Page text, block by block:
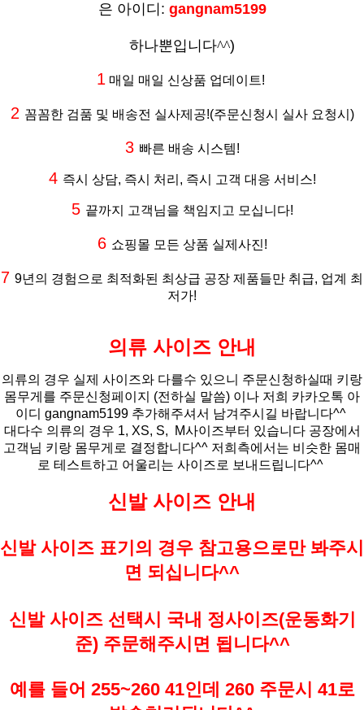
은 아이디: gangnam5199
하나뿐입니다^^)
1 매일 매일 신상품 업데이트!
2 꼼꼼한 검품 및 배송전 실사제공!(주문신청시 실사 요청시 )
3 빠른 배송 시스템!
4 즉시 상담, 즉시 처리, 즉시 고객 대응 서비스!
5 끝까지 고객님을 책임지고 모십니다!
6 쇼핑몰 모든 상품 실제사진!
7 9년의 경험으로 최적화된 최상급 공장 제품들만 취급, 업계 최
저가!
의류 사이즈 안내
의류의 경우 실제 사이즈와 다를수 있으니 주문신청하실때 키랑
몸무게를 주문신청페이지 (전하실 말씀) 이나 저희 카카오톡 아
이디 gangnam5199 추가해주셔서 남겨주시길 바랍니다^^
대다수 의류의 경우 1, XS, S, M사이즈부터 있습니다 공장에서
고객님 키랑 몸무게로 결정합니다^^ 저희측에서는 비슷한 몸매
로 테스트하고 어울리는 사이즈로 보내드립니다^^
신발 사이즈 안내
신발 사이즈 표기의 경우 참고용으로만 봐주시
면 되십니다^^
신발 사이즈 선택시 국내 정사이즈(운동화기
준) 주문해주시면 됩니다^^
예를 들어 255~260 41인데 260 주문시 41로